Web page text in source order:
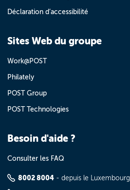
Déclaration d’accessibilité
Sites Web du groupe
Work@POST
Philately
POST Group
POST Technologies
Besoin d'aide ?
Consulter les FAQ
8002 8004 - depuis le Luxembourg